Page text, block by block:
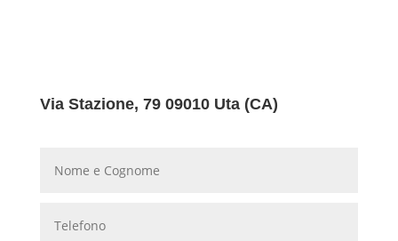
Via Stazione, 79 09010 Uta (CA)